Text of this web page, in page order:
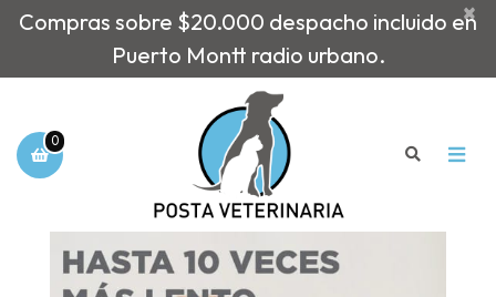
Compras sobre $20.000 despacho incluido en
Puerto Montt radio urbano.
×
0